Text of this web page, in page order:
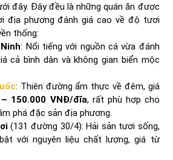
đây. Đây đều là những quán ăn được
địa phương đánh giá cao về độ tươi
thống:
: Nổi tiếng với nguồn cá vừa đánh
cả bình dân và không gian biển mộc
: Thiên đường ẩm thực về đêm, giá
– 150.000 VNĐ/đĩa, rất phù hợp cho
phá đặc sản địa phương.
(131 đường 30/4): Hải sản tươi sống,
với nguyên liệu chất lượng, giá từ